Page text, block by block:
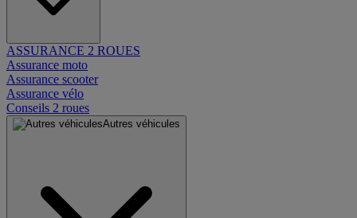
ASSURANCE 2 ROUES
Assurance moto
Assurance scooter
Assurance vélo
Conseils 2 roues
Autres véhicules